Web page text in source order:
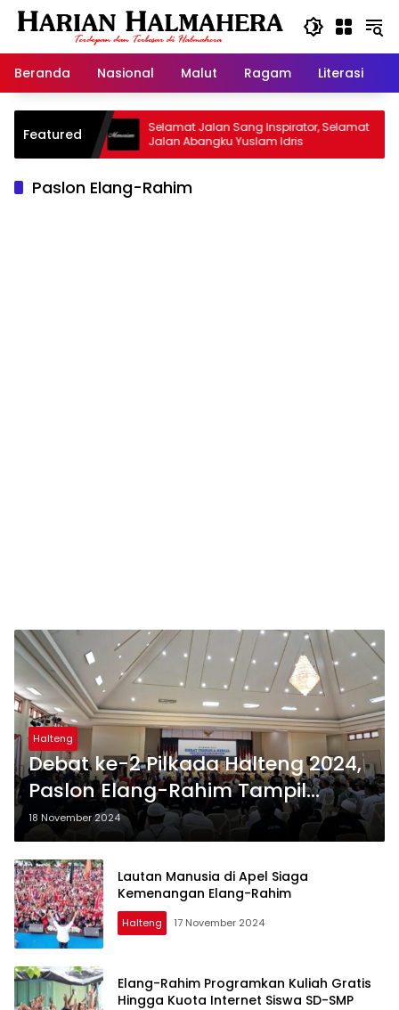
Langsung
Beranda
Nasional Malut Ragam Literasi
Featured
Selamat Jalan Sang Inspirator, Selamat
Jalan Abangku Yuslam Idris
Paslon Elang-Rahim
Halteng
Debat ke-2 Pilkada Halteng 2024,
Paslon Elang-Rahim Tampil
Memukau Paparkan Program
Kesejahteraan Masyarakat
18 November 2024
Lautan Manusia di Apel Siaga
Kemenangan Elang-Rahim
Halteng 17 November 2024
Elang-Rahim Programkan Kuliah Gratis
Hingga Kuota Internet Siswa SD-SMP